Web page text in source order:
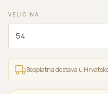
VELICINA
Besplatna dostava u